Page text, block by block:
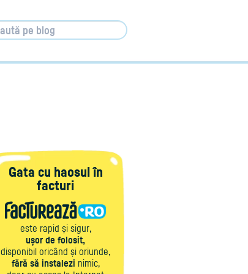
Gata cu haosul în
facturi
este rapid și sigur,
ușor de folosit,
disponibil oricând și oriunde,
fără să instalezi nimic,